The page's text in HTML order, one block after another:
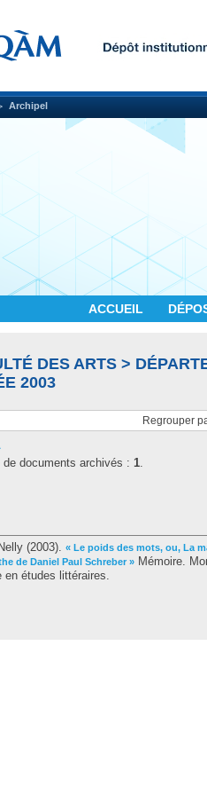
Archipel
ACCUEIL
DES ARTS >
2003
Regrouper
de documents archivés : 1.
(2003). « Le poids des mots, ou, La
de Daniel Paul Schreber » Mémoire.
en études littéraires.